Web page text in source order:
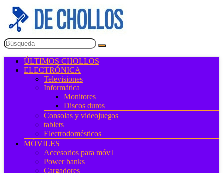
ÚLTIMOS CHOLLOS
ELECTRÓNICA
Televisiones
Informática
Monitores
Discos duros
Consolas y videojuegos
tablets
Electrodomésticos
MÓVILES
Accesorios para móvil
Power banks
Cargadores